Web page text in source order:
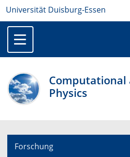
Universität Duisburg-Essen
Computational
Physics
Forschung